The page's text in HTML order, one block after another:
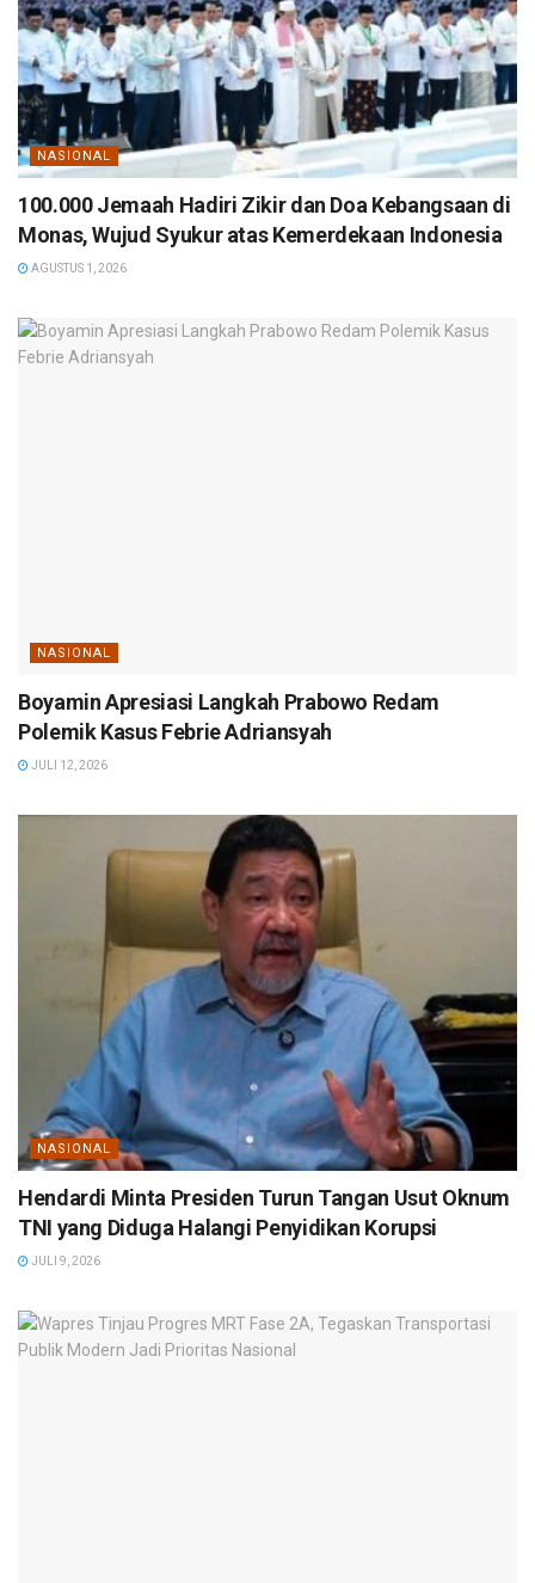
NASIONAL
100.000 Jemaah Hadiri Zikir dan Doa Kebangsaan di
Monas, Wujud Syukur atas Kemerdekaan Indonesia
AGUSTUS 1, 2026
NASIONAL
Boyamin Apresiasi Langkah Prabowo Redam
Polemik Kasus Febrie Adriansyah
JULI 12, 2026
NASIONAL
Hendardi Minta Presiden Turun Tangan Usut Oknum
TNI yang Diduga Halangi Penyidikan Korupsi
JULI 9, 2026